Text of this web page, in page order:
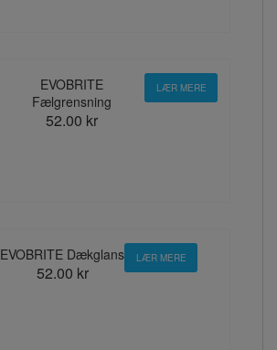
EVOBRITE
Fælgrensning
52.00 kr
LÆR MERE
EVOBRITE Dækglans
52.00 kr
LÆR MERE